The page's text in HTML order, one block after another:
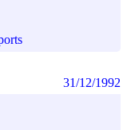
31/12/1992